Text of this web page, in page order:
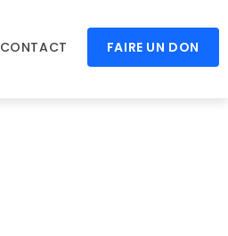
CONTACT FAIRE UN DON